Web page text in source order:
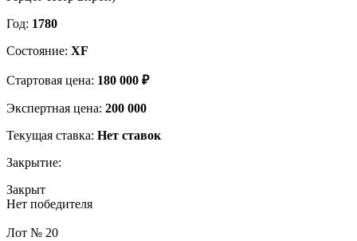
Год: 1780
Состояние: XF
Стартовая цена: 180 000 ₽
Экспертная цена: 200 000
Текущая ставка: Нет ставок
Закрытие:
Закрыт
Нет победителя
Лот № 20